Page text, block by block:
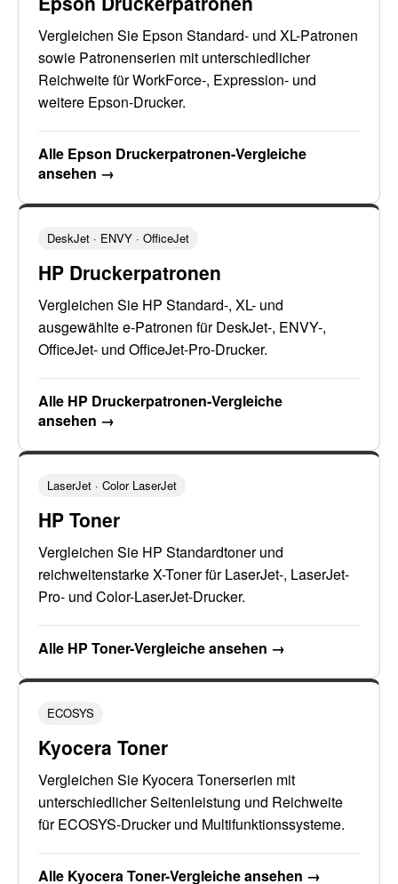
Vergleichen Sie Epson Standard- und XL-Patronen
sowie Patronenserien mit unterschiedlicher
Reichweite für WorkForce-, Expression- und
weitere Epson-Drucker.
Alle Epson Druckerpatronen-Vergleiche
ansehen →
DeskJet · ENVY · OfficeJet
HP Druckerpatronen
Vergleichen Sie HP Standard-, XL- und
ausgewählte e-Patronen für DeskJet-, ENVY-,
OfficeJet- und OfficeJet-Pro-Drucker.
Alle HP Druckerpatronen-Vergleiche
ansehen →
LaserJet · Color LaserJet
HP Toner
Vergleichen Sie HP Standardtoner und
reichweitenstarke X-Toner für LaserJet-, LaserJet-
Pro- und Color-LaserJet-Drucker.
Alle HP Toner-Vergleiche ansehen →
ECOSYS
Kyocera Toner
Vergleichen Sie Kyocera Tonerserien mit
unterschiedlicher Seitenleistung und Reichweite
für ECOSYS-Drucker und Multifunktionssysteme.
Alle Kyocera Toner-Vergleiche ansehen →